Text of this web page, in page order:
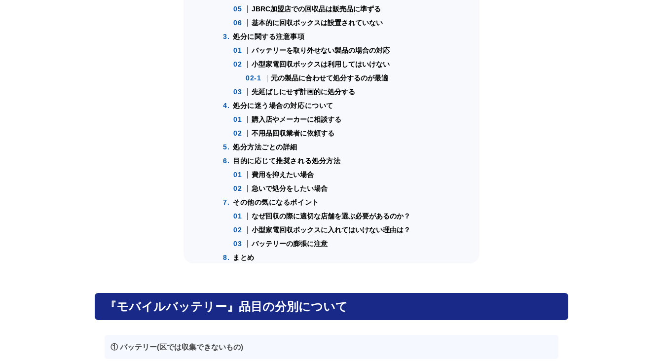
JBRC加盟店での回収品は販売品に準ずる
基本的に回収ボックスは設置されていない
処分に関する注意事項
バッテリーを取り外せない製品の場合の対応
小型家電回収ボックスは利用してはいけない
元の製品に合わせて処分するのが最適
先延ばしにせず計画的に処分する
処分に迷う場合の対応について
購入店やメーカーに相談する
不用品回収業者に依頼する
処分方法ごとの詳細
目的に応じて推奨される処分方法
費用を抑えたい場合
急いで処分をしたい場合
その他の気になるポイント
なぜ回収の際に適切な店舗を選ぶ必要があるのか？
小型家電回収ボックスに入れてはいけない理由は？
バッテリーの膨張に注意
まとめ
『モバイルバッテリー』品目の分別について
① バッテリー(区では収集できないもの)